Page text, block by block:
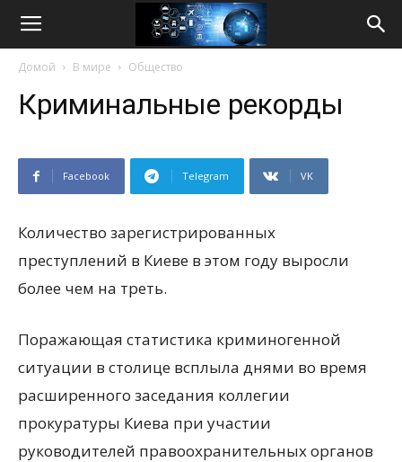
Life
Домой В мире Общество
Криминальные рекорды
Facebook Telegram VK
Количество зарегистрированных
преступлений в Киеве в этом году выросли
более чем на треть.
Поражающая статистика криминогенной
ситуации в столице всплыла днями во время
расширенного заседания коллегии
прокуратуры Киева при участии
руководителей правоохранительных органов